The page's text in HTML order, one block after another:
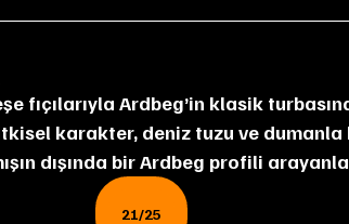
fıçılarıyla Ardbeg’in klasik
karakter, deniz tuzu ve
dışında bir Ardbeg profili
21/25